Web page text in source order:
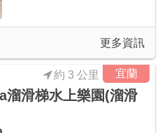
更多資訊
宜蘭
滑梯水上樂園(溜滑
約 3 公里